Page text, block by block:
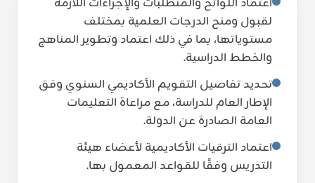
لقبول ومنح الدرجات العلمية بمختلف
مستوياتها، بما في ذلك اعتماد وتطوير المناهج
والخطط الدراسية.
تحديد تفاصيل التقويم الأكاديمي السنوي وفق
الإطار العام للدراسة، مع مراعاة التعليمات
العامة الصادرة عن الدولة.
اعتماد الترقيات الأكاديمية لأعضاء هيئة
التدريس وفقًا للقواعد المعمول بها.